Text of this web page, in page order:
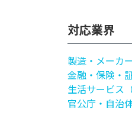
対応業界
製造・メーカー
金融・保険・
生活サービス
官公庁・自治